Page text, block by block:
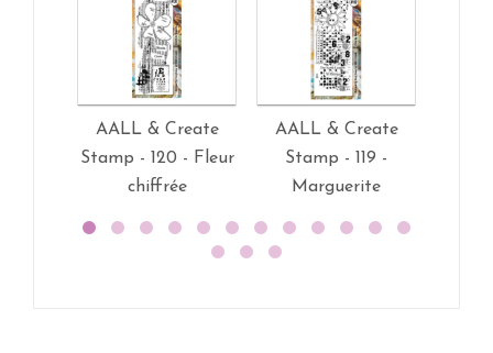
AALL & Create
Stamp - 120 - Fleur
chiffrée
AALL & Create
Stamp - 119 -
Marguerite